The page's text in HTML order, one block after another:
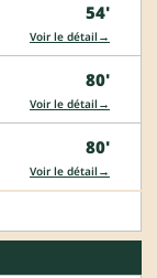
54'
Voir le détail →
80'
Voir le détail →
80'
Voir le détail →